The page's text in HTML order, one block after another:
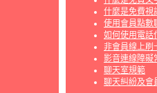
什麼是免費視
使用會員點數
如何使用電話
非會員線上刷
影音連線障礙
聊天室規範
聊天糾紛及會